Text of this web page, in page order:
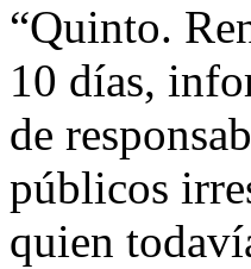
“Quinto.
10 días,
de
públicos
quien